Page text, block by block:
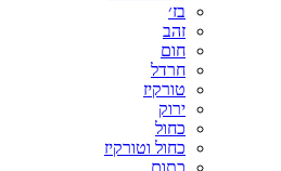
בז׳
זהב
חום
חרדל
טורקיז
ירוק
כחול
כחול וטורקיז
כתום